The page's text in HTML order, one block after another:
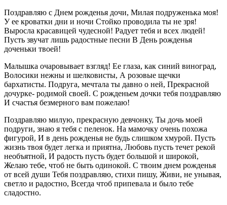
Поздравляю с Днем рожденья дочи, Милая подруженька моя!
У ее кроватки дни и ночи Стойко проводила ты не зря!
Выросла красавицей чудесной! Радует тебя и всех людей!
Пусть звучат лишь радостные песни В День рожденья
доченьки твоей!
Малышка очаровывает взгляд! Ее глаза, как синий виноград,
Волосики нежны и шелковисты, А розовые щечки
бархатисты. Подруга, мечтала ты давно о ней, Прекрасной
дочурке- родимой своей. С рожденьем дочки тебя поздравляю
И счастья безмерного вам пожелаю!
Поздравляю милую, прекрасную девчонку, Ты дочь моей
подруги, знаю я тебя с пеленок. На мамочку очень похожа
фигурой, И в день рожденья не будь слишком хмурой. Пусть
жизнь твоя будет легка и приятна, Любовь пусть течет рекой
необъятной, И радость пусть будет большой и широкой,
Желаю тебе, чтоб не быть одинокой. С твоим днем рожденья
от всей души Тебя поздравляю, стихи пишу, Живи, не унывая,
светло и радостно, Всегда чтоб припевала и было тебе
сладостно.